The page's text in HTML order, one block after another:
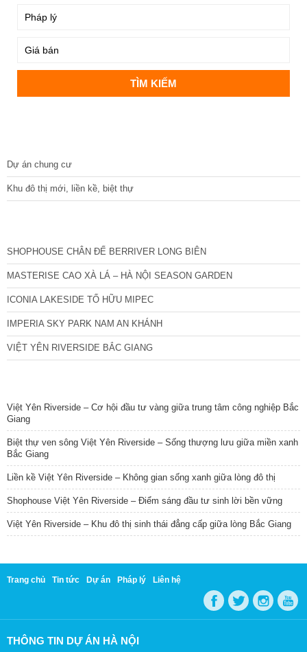
Dự án chung cư
Khu đô thị mới, liền kề, biệt thự
SHOPHOUSE CHÂN ĐẾ BERRIVER LONG BIÊN
MASTERISE CAO XÀ LÁ – HÀ NỘI SEASON GARDEN
ICONIA LAKESIDE TỐ HỮU MIPEC
IMPERIA SKY PARK NAM AN KHÁNH
VIỆT YÊN RIVERSIDE BẮC GIANG
Việt Yên Riverside – Cơ hội đầu tư vàng giữa trung tâm công nghiệp Bắc
Giang
Biệt thự ven sông Việt Yên Riverside – Sống thượng lưu giữa miền xanh
Bắc Giang
Liền kề Việt Yên Riverside – Không gian sống xanh giữa lòng đô thị
Shophouse Việt Yên Riverside – Điểm sáng đầu tư sinh lời bền vững
Việt Yên Riverside – Khu đô thị sinh thái đẳng cấp giữa lòng Bắc Giang
Trang chủ Tin tức Dự án Pháp lý Liên hệ
THÔNG TIN DỰ ÁN HÀ NỘI